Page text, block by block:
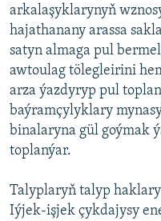
arkalaşyklarynyň
hajathanany arassa
satyn almaga pul
awtoulag tölegleirini
arza ýazdyryp pul
baýramçylyklary
binalaryna gül goýmak
toplanýar.
Talyplaryň talyp
Iýjek-işjek çykdajysy